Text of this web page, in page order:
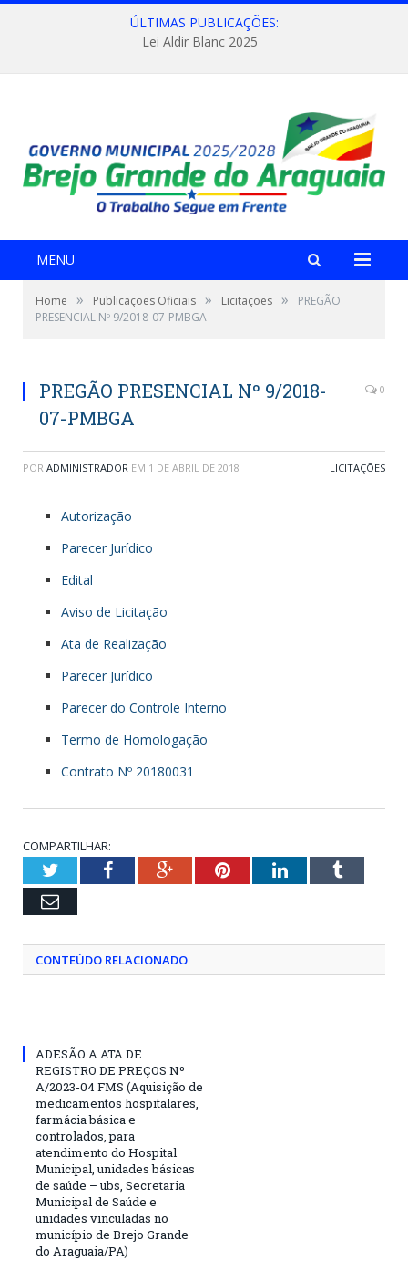
ÚLTIMAS PUBLICAÇÕES:
Lei Aldir Blanc 2025
MENU
Home » Publicações Oficiais » Licitações »
PREGÃO
PRESENCIAL Nº 9/2018-07-PMBGA
PREGÃO PRESENCIAL Nº 9/2018-
07-PMBGA
0
POR ADMINISTRADOR EM 1 DE ABRIL DE 2018 LICITAÇÕES
Autorização
Parecer Jurídico
Edital
Aviso de Licitação
Ata de Realização
Parecer Jurídico
Parecer do Controle Interno
Termo de Homologação
Contrato Nº 20180031
COMPARTILHAR:
TwitterFacebookGoogle+PinterestLinkedInTumblr
Email
CONTEÚDO RELACIONADO
ADESÃO A ATA DE
REGISTRO DE PREÇOS Nº
A/2023-04 FMS (Aquisição de
medicamentos hospitalares,
farmácia básica e
controlados, para
atendimento do Hospital
Municipal, unidades básicas
de saúde – ubs, Secretaria
Municipal de Saúde e
unidades vinculadas no
município de Brejo Grande
do Araguaia/PA)